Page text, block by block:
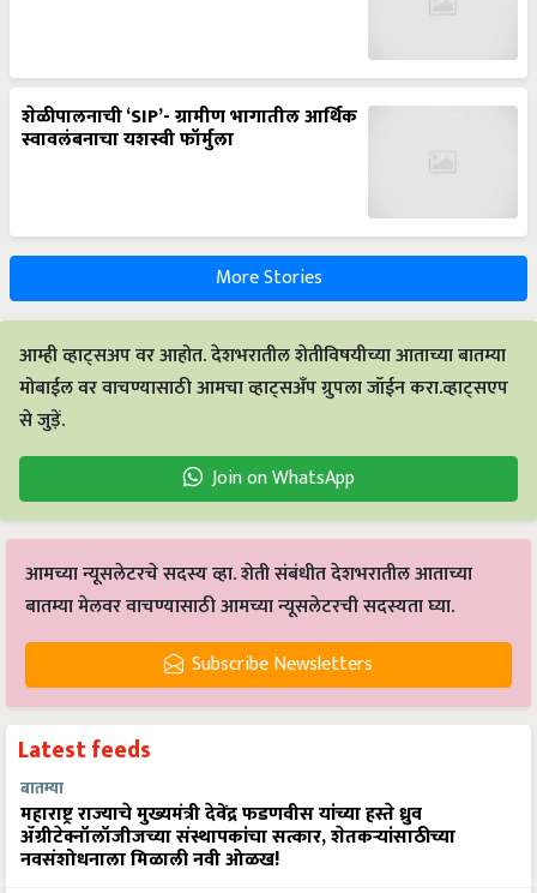
शेळीपालनाची ‘SIP’- ग्रामीण भागातील आर्थिक
स्वावलंबनाचा यशस्वी फॉर्मुला
More Stories
आम्ही व्हाट्सअप वर आहोत. देशभरातील शेतीविषयीच्या आताच्या बातम्या
मोबाईल वर वाचण्यासाठी आमचा व्हाट्सअँप ग्रुपला जॉईन करा.व्हाट्सएप
से जुड़ें.
Join on WhatsApp
आमच्या न्यूसलेटरचे सदस्य व्हा. शेती संबंधीत देशभरातील आताच्या
बातम्या मेलवर वाचण्यासाठी आमच्या न्यूसलेटरची सदस्यता घ्या.
Subscribe Newsletters
Latest feeds
बातम्या
महाराष्ट्र राज्याचे मुख्यमंत्री देवेंद्र फडणवीस यांच्या हस्ते ध्रुव
ॲग्रीटेक्नॉलॉजीजच्या संस्थापकांचा सत्कार, शेतकऱ्यांसाठीच्या
नवसंशोधनाला मिळाली नवी ओळख!